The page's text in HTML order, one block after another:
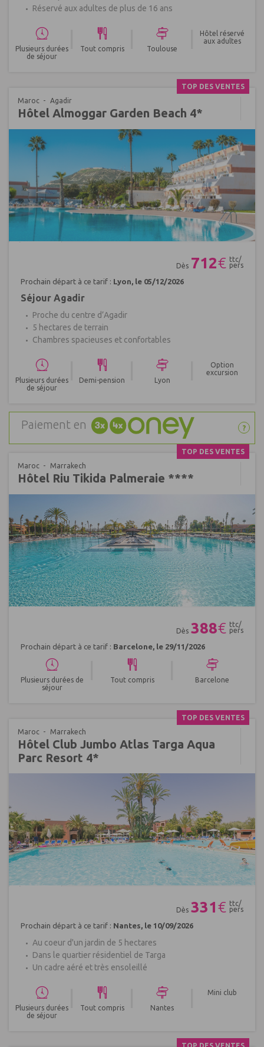
Réservé aux adultes de plus de 16 ans
Plusieurs durées
de séjour
Tout compris Toulouse
Hôtel réservé
aux adultes
TOP DES VENTES
Maroc
Agadir
Hôtel Almoggar Garden Beach 4*
Dès 712€ ttc/
pers
Prochain départ à ce tarif : Lyon, le 05/12/2026
Séjour Agadir
Proche du centre d’Agadir
5 hectares de terrain
Chambres spacieuses et confortables
Plusieurs durées
de séjour
Demi-pension Lyon
Option
excursion
Paiement en ?
TOP DES VENTES
Maroc
Marrakech
Hôtel Riu Tikida Palmeraie ****
Dès 388€ ttc/
pers
Prochain départ à ce tarif : Barcelone, le 29/11/2026
Plusieurs durées de
séjour
Tout compris Barcelone
TOP DES VENTES
Maroc
Marrakech
Hôtel Club Jumbo Atlas Targa Aqua
Parc Resort 4*
Dès 331€ ttc/
pers
Prochain départ à ce tarif : Nantes, le 10/09/2026
Au coeur d'un jardin de 5 hectares
Dans le quartier résidentiel de Targa
Un cadre aéré et très ensoleillé
Plusieurs durées
de séjour
Tout compris Nantes
Mini club
TOP DES VENTES